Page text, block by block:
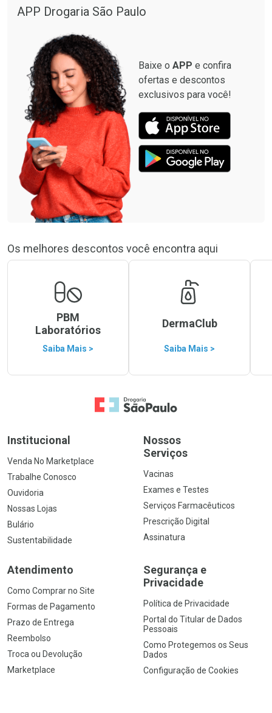
APP Drogaria São Paulo
Baixe o APP e confira
ofertas e descontos
exclusivos para você!
Os melhores descontos você encontra aqui
PBM
Laboratórios
Saiba Mais >
DermaClub
Saiba Mais >
Ir para a Home
Institucional
Venda No Marketplace
Trabalhe Conosco
Ouvidoria
Nossas Lojas
Bulário
Sustentabilidade
Nossos
Serviços
Vacinas
Exames e Testes
Serviços Farmacêuticos
Prescrição Digital
Assinatura
Atendimento
Como Comprar no Site
Formas de Pagamento
Prazo de Entrega
Reembolso
Troca ou Devolução
Marketplace
Segurança e
Privacidade
Política de Privacidade
Portal do Titular de Dados
Pessoais
Como Protegemos os Seus
Dados
Configuração de Cookies